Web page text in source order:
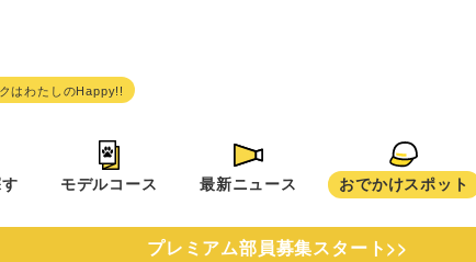
モデルコース 最新ニュース おでかけスポット
プレミアム部員募集スタート>>